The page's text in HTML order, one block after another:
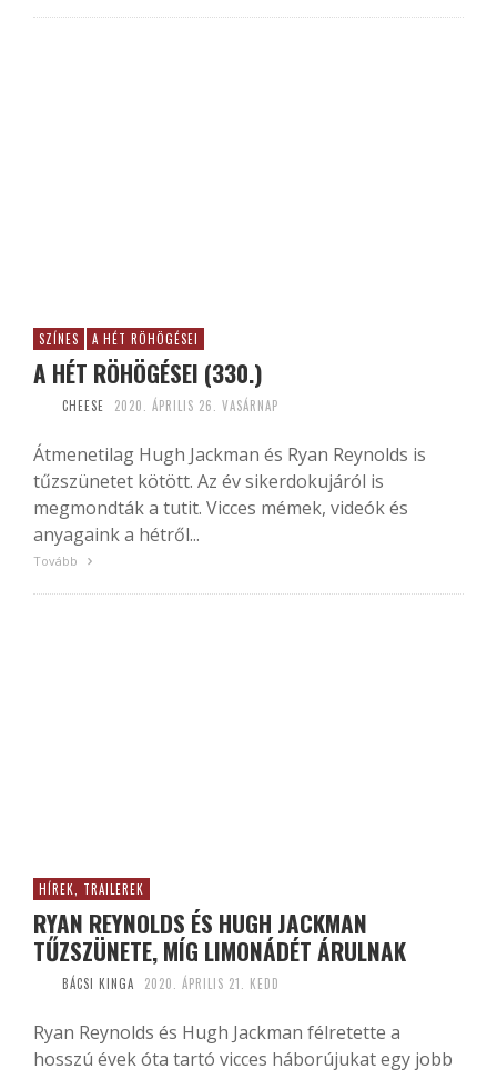
SZÍNES A HÉT RÖHÖGÉSEI
A HÉT RÖHÖGÉSEI (330.)
CHEESE 2020. ÁPRILIS 26. VASÁRNAP
Átmenetilag Hugh Jackman és Ryan Reynolds is
tűzszünetet kötött. Az év sikerdokujáról is
megmondták a tutit. Vicces mémek, videók és
anyagaink a hétről...
Tovább
HÍREK, TRAILEREK
RYAN REYNOLDS ÉS HUGH JACKMAN
TŰZSZÜNETE, MÍG LIMONÁDÉT ÁRULNAK
BÁCSI KINGA 2020. ÁPRILIS 21. KEDD
Ryan Reynolds és Hugh Jackman félretette a
hosszú évek óta tartó vicces háborújukat egy jobb